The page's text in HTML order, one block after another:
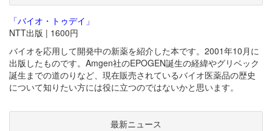
「バイオ・トゥデイ」
NTT出版 | 1600円
バイオを応用して開発中の新薬を紹介した本です。2001年10月に
出版したものです。Amgen社のEPOGEN誕生の経緯やグリベック
誕生までの道のりなど、現在販売されているバイオ医薬品の歴史
について知りたい方には役に立つのではないかと思います。
最新ニュース